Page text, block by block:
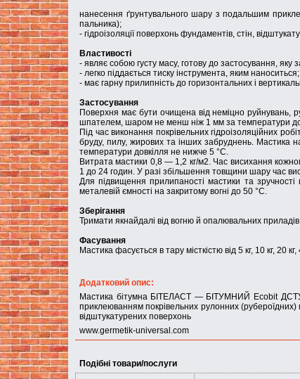
нанесення ґрунтувального шару з подальшим
пальника);
- гідроізоляції поверхонь фундаментів, стін,
Властивості
- являє собою густу масу, готову до застосування,
- легко піддається тиску інструмента, яким наноситься;
- має гарну прилипність до горизонтальних і
Застосування
Поверхня має бути очищена від неміцно руйнувань,
шпателем, шаром не менш ніж 1 мм за температури
Під час виконання покрівельних гідроізоляційних
бруду, пилу, жирових та інших забруднень.
температури довкілля не нижче 5 °C.
Витрата мастики 0,8 — 1,2 кг/м2. Час висихання
1 до 24 годин. У разі збільшення товщини шару час
Для підвищення прилипаності мастики та
металевій ємності на закритому вогні до 50 °C.
Зберігання
Тримати якнайдалі від вогню й опалювальних
Фасування
Мастика фасується в тару місткістю від 5 кг, 10 кг, 20 кг,
Додатковий опис:
Мастика бітумна БІТЕЛАСТ — БІТУМНИЙ Ecobit
приклеюванням покрівельних рулонних (рубероїдних)
відштукатурених поверхонь
www.germetik-universal.com
Подібні товари/послуги